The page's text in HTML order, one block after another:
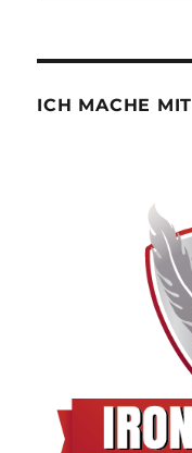
ICH MACHE MIT